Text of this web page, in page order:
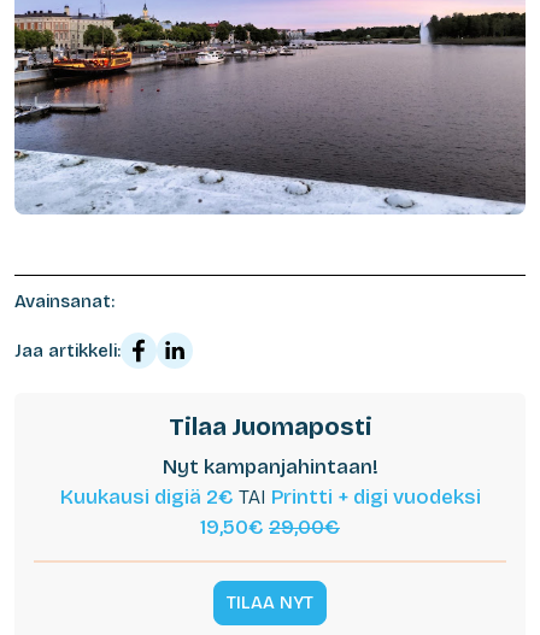
Avainsanat:
Jaa artikkeli:
Tilaa Juomaposti
Nyt kampanjahintaan!
Kuukausi digiä 2€ TAI Printti + digi vuodeksi
19,50€ 29,00€
TILAA NYT